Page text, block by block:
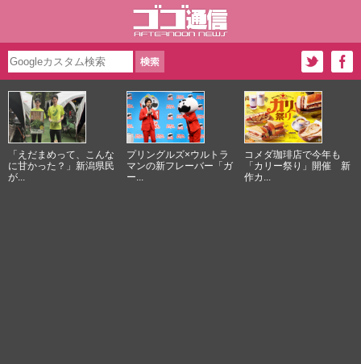
「えだまめって、こんな
に甘かった？」新潟県民
が...
プリングルズ×ウルトラ
マンの新フレーバー「ガ
ー...
コメダ珈琲店で今年も
「カリー祭り」開催 新
作カ...